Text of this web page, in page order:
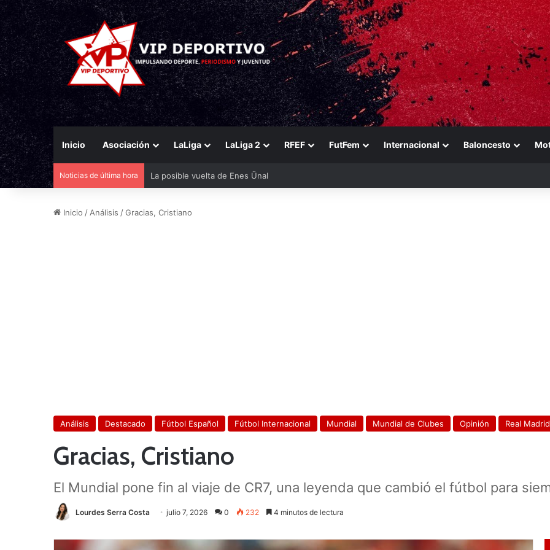
Inicio Asociación LaLiga LaLiga 2 RFEF FutFem Internacional Baloncesto
Noticias de última hora Bandazo de Aprilia y de Michelín a Ducati en un sábado perfecto para Jorge Martín
Inicio / Análisis /Gracias, Cristiano
Análisis Destacado Fútbol Español Fútbol Internacional Mundial Mundial de Clubes Opinión Real
Gracias, Cristiano
El Mundial pone fin al viaje de CR7, una leyenda que cambió el fútbol para
Lourdes Serra Costa julio 7, 2026 0 232 4 minutos de lectura